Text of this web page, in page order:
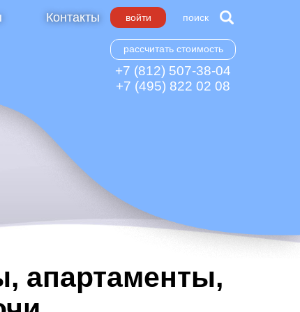
Контакты войти поиск
рассчитать стоимость
+7 (812) 507-38-04
+7 (495) 822 02 08
апартаменты,